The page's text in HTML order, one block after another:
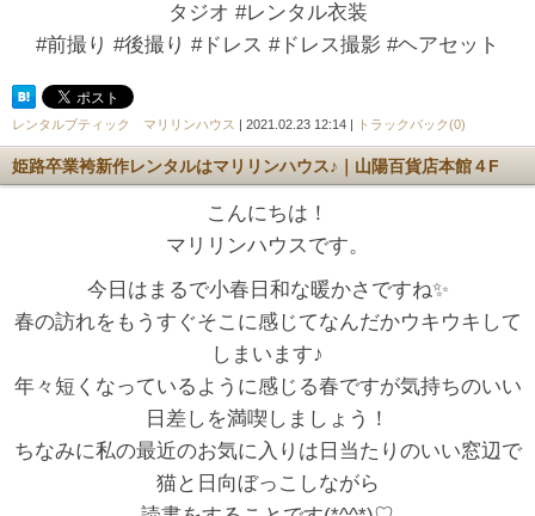
タジオ #レンタル衣装
#前撮り #後撮り #ドレス #ドレス撮影 #ヘアセット
レンタルブティック マリリンハウス | 2021.02.23 12:14 | トラックバック(0)
姫路卒業袴新作レンタルはマリリンハウス♪｜山陽百貨店本館４F
こんにちは！
マリリンハウスです。
今日はまるで小春日和な暖かさですね✨
春の訪れをもうすぐそこに感じてなんだかウキウキして
しまいます♪
年々短くなっているように感じる春ですが気持ちのいい
日差しを満喫しましょう！
ちなみに私の最近のお気に入りは日当たりのいい窓辺で
猫と日向ぼっこしながら